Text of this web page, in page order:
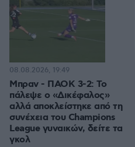
Μπραν - ΠΑΟΚ 3-2: Το
πάλεψε ο «Δικέφαλος»
αλλά αποκλείστηκε από τη
συνέχεια του Champions
League γυναικών, δείτε τα
γκολ
08.08.2026, 19:49